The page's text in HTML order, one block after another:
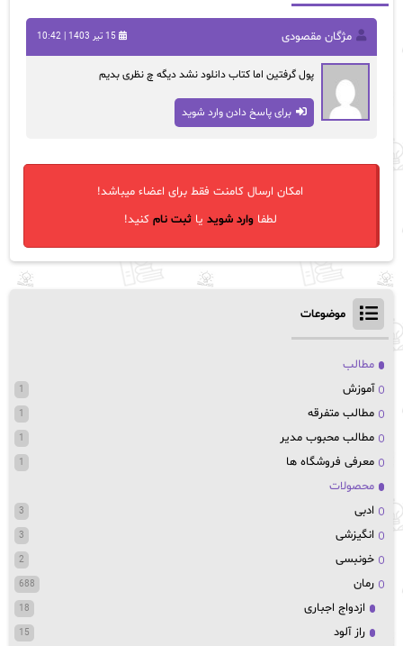
مژگان مقصودی 15 تیر 1403 | 10:42
پول گرفتین اما کتاب دانلود نشد دیگه چ نظری بدیم
برای پاسخ دادن وارد شوید
امکان ارسال کامنت فقط برای اعضاء میباشد!
لطفاوارد شوید یاثبت نام کنید!
موضوعات
مطالب
آموزش
1
مطالب متفرقه 1
مطالب محبوب مدیر 1
معرفی فروشگاه ها 1
محصولات
ادبی
3
انگیزشی 3
خونبسی 2
رمان 688
ازدواج اجباری 18
راز آلود 15